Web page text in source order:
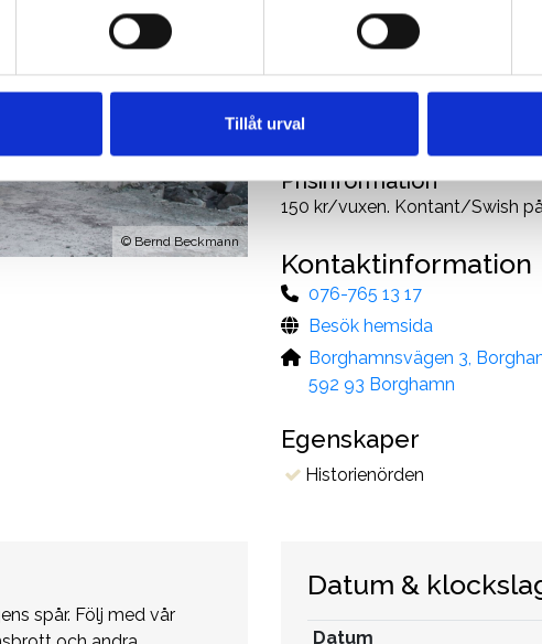
Tillåt urval
© Bernd Beckmann
Boka
Kultur- och naturvandring i
upptäck Borghamns
Prisinformation
150 kr/vuxen. Kontant/Swish
Kontaktinformation
076-765 13 17
Besök hemsida
Borghamnsvägen 3,
592 93 Borghamn
Egenskaper
Historienörden
spår. Följ med vår
Datum &
Datum